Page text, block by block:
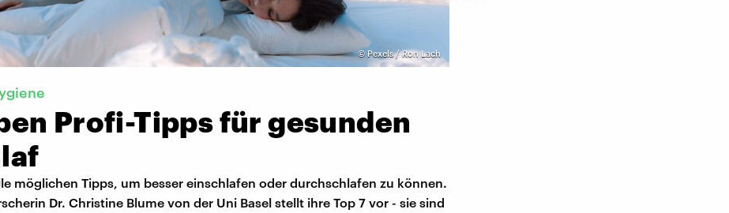
© Pexels / Ron Lach
Profi-Tipps für gesunden
möglichen Tipps, um besser einschlafen oder durchschlafen zu können.
Dr. Christine Blume von der Uni Basel stellt ihre Top 7 vor - sie sind